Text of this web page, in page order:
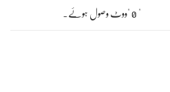
" 0 "ووٹ وصول ہوئے۔